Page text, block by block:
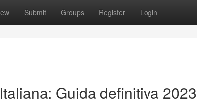
Submit Groups Register Login
Guida definitiva 2023